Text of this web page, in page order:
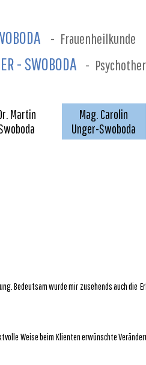
Martin
Mag. Carolin
Unger-Swoboda
- Frauenheilkunde
- SWOBODA -
Bedeutsam wurde mir zusehends auch die
Weise beim Klienten erwünschte